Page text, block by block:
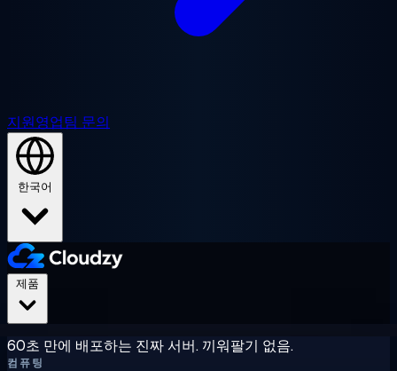
지원영업팀 문의
한국어
60초 만에 배포하는 진짜 서버. 끼워팔기 없음.
컴퓨팅